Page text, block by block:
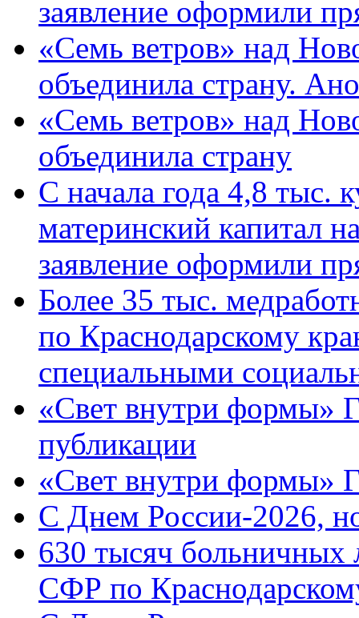
заявление оформили
«Семь ветров» над
объединила страну.
«Семь ветров» над
объединила страну
С начала года 4,8 тыс.
материнский капитал
заявление оформили
Более 35 тыс.
по Краснодарскому
специальными
«Свет внутри формы»
публикации
«Свет внутри формы»
C Днем России-2026,
630 тысяч больничных
СФР по